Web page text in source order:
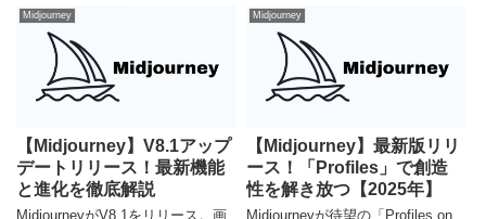
で、初心者からプロまで創造性を
最大限に引き出します。AI画像生
成のワークフローを革新する変更
点を徹底解説。
ました。初心者からプロまで必見
の機能詳細を解説します。
Midjourney
【Midjourney】V8.1アップ
デートリリース！最新機能
と進化を徹底解説
MidjourneyがV8.1をリリース。画
Midjourney
【Midjourney】最新版リリ
ース！「Profiles」で創造
性を解き放つ【2025年】
Midjourneyが待望の「Profiles on